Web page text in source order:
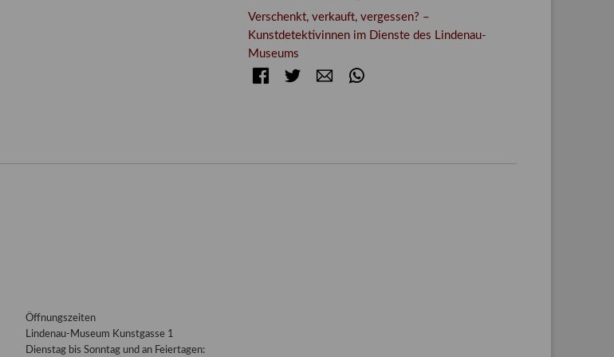
Verschenkt, verkauft, vergessen? –
Kunstdetektivinnen im Dienste des Lindenau-
Museums
FacebookTwitter E-mail
Öffnungszeiten
Lindenau-Museum Kunstgasse 1
Dienstag bis Sonntag und an Feiertagen: